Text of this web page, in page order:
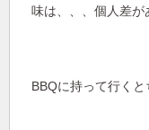
味は、、、個人差が
BBQに持って行くと